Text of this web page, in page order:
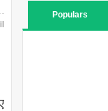
Populars